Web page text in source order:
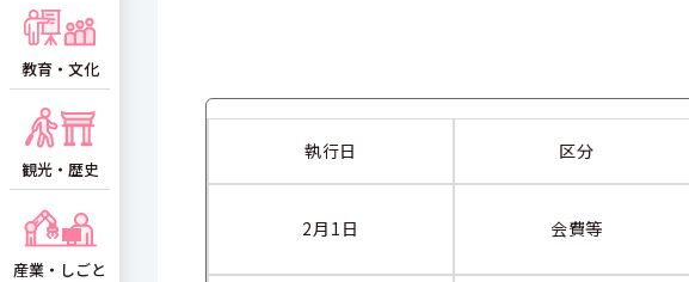
執行日 区分
2月1日 会費等
教育・文化
観光・歴史
産業・しごと